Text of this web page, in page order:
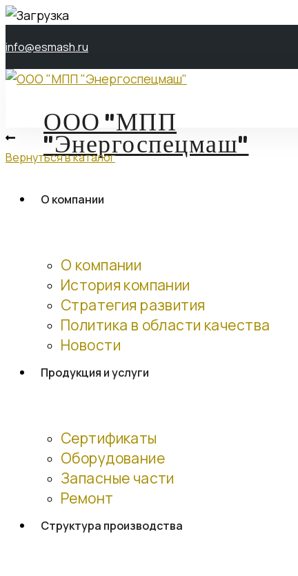
info@esmash.ru
ООО "МПП
"Энергоспецмаш"
О компании
О компании
История компании
Стратегия развития
Политика в области качества
Новости
Продукция и услуги
Сертификаты
Оборудование
Запасные части
Ремонт
Структура производства
Вернуться в каталог